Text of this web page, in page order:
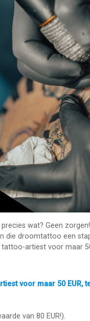
wat? Geen
die droomtattoo een
artiest voor maar
voor maar 50 EUR,
van 80 EUR!).